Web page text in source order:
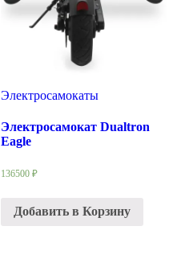
Электросамокаты
Электросамокат Dualtron
Eagle
136500 ₽
Добавить в Корзину